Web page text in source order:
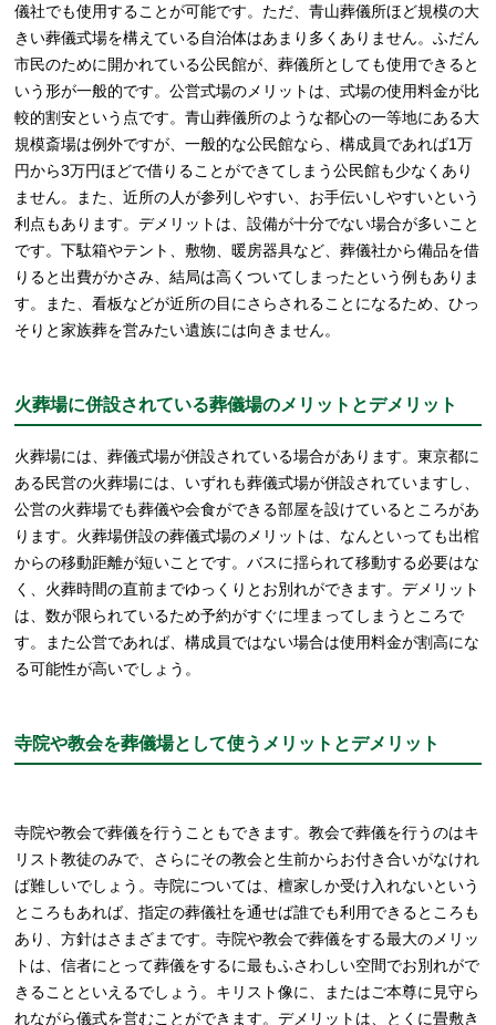
儀社でも使用することが可能です。ただ、青山葬儀所ほど規模の大
きい葬儀式場を構えている自治体はあまり多くありません。ふだん
市民のために開かれている公民館が、葬儀所としても使用できると
いう形が一般的です。公営式場のメリットは、式場の使用料金が比
較的割安という点です。青山葬儀所のような都心の一等地にある大
規模斎場は例外ですが、一般的な公民館なら、構成員であれば1万
円から3万円ほどで借りることができてしまう公民館も少なくあり
ません。また、近所の人が参列しやすい、お手伝いしやすいという
利点もあります。デメリットは、設備が十分でない場合が多いこと
です。下駄箱やテント、敷物、暖房器具など、葬儀社から備品を借
りると出費がかさみ、結局は高くついてしまったという例もありま
す。また、看板などが近所の目にさらされることになるため、ひっ
そりと家族葬を営みたい遺族には向きません。
火葬場に併設されている葬儀場のメリットとデメリット
火葬場には、葬儀式場が併設されている場合があります。東京都に
ある民営の火葬場には、いずれも葬儀式場が併設されていますし、
公営の火葬場でも葬儀や会食ができる部屋を設けているところがあ
ります。火葬場併設の葬儀式場のメリットは、なんといっても出棺
からの移動距離が短いことです。バスに揺られて移動する必要はな
く、火葬時間の直前までゆっくりとお別れができます。デメリット
は、数が限られているため予約がすぐに埋まってしまうところで
す。また公営であれば、構成員ではない場合は使用料金が割高にな
る可能性が高いでしょう。
寺院や教会を葬儀場として使うメリットとデメリット
寺院や教会で葬儀を行うこともできます。教会で葬儀を行うのはキ
リスト教徒のみで、さらにその教会と生前からお付き合いがなけれ
ば難しいでしょう。寺院については、檀家しか受け入れないという
ところもあれば、指定の葬儀社を通せば誰でも利用できるところも
あり、方針はさまざまです。寺院や教会で葬儀をする最大のメリッ
トは、信者にとって葬儀をするに最もふさわしい空間でお別れがで
きることといえるでしょう。キリスト像に、またはご本尊に見守ら
れながら儀式を営むことができます。デメリットは、とくに畳敷き